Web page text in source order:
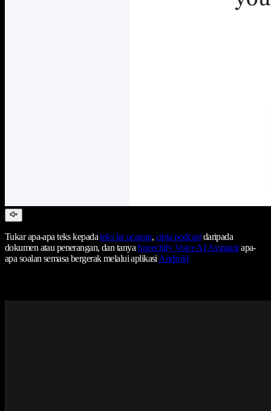
Tukar apa-apa teks kepadateks ke ucapan, cipta podcastdaripada
dokumen atau penerangan, dan tanyaSpeechify Voice AI Assistantapa-
apa soalan semasa bergerak melalui aplikasiAndroid